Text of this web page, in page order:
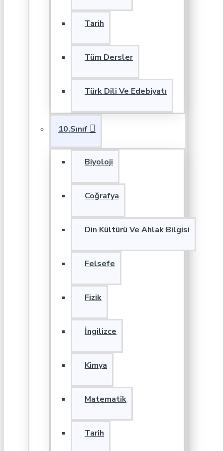
Tarih
Tüm Dersler
Türk Dili Ve Edebiyatı
10.Sınıf
Biyoloji
Coğrafya
Din Kültürü Ve Ahlak Bilgisi
Felsefe
Fizik
İngilizce
Kimya
Matematik
Tarih